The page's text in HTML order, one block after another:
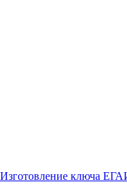
Изготовление ключа